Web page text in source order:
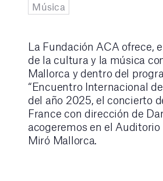
Música
La Fundación ACA ofrece,
de la cultura y la música
Mallorca y dentro del
“Encuentro Internacional
del año 2025, el concierto
France con dirección de
acogeremos en el
Miró Mallorca.